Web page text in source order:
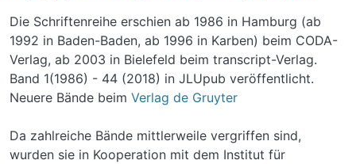
Die Schriftenreihe erschien ab 1986 in Hamburg (ab
1992 in Baden-Baden, ab 1996 in Karben) beim CODA-
Verlag, ab 2003 in Bielefeld beim transcript-Verlag.
Band 1(1986) - 44 (2018) in JLUpub veröffentlicht.
Neuere Bände beim Verlag de Gruyter
Da zahlreiche Bände mittlerweile vergriffen sind,
wurden sie in Kooperation mit dem Institut für